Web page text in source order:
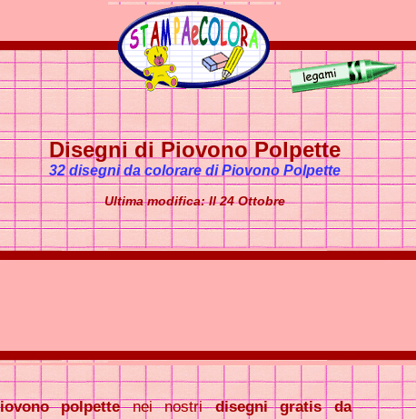
Disegni di Piovono Polpette
32 disegni da colorare di Piovono Polpette
Ultima modifica: Il 24 Ottobre
polpettenei nostridisegni gratis da